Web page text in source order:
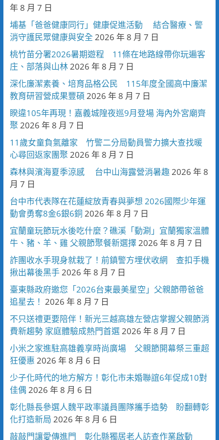
年 8 月 7 日
埔基「爸爸健康同行」健康促進活動 結合醫療、警
消守護民眾健康與安全 2026 年 8 月 7 日
桃竹苗分署2026暑期遊程 11條在地路線帶你玩遍客
庄、部落與山林2026 年 8 月 7 日
深化廉潔素養、培育品格公民 115年度全國高中廉潔
教育研習營成果豐碩 2026 年 8 月 7 日
睽違105年再現！嘉義城隍夜巡9月登場 海內外宮廟齊
聚 2026 年 8 月 7 日
11歲女童負氣離家 竹警二分局動員警力擴大查找暖
心尋回返家團聚 2026 年 8 月 7 日
森林與濱海夏季涼感 台中山海露營消暑趣2026 年 8
月 7 日
台中市代表隊在花蓮綻放青春與夢想 2026國際少年運
動會勇奪8金6銀6銅 2026 年 8 月 7 日
宜蘭童玩節玩水後吃什麼？礁溪「動涮」宜蘭獨家溫體
牛、豬、羊、雞 父親節聚餐新選擇2026 年 8 月 7 日
詐團收水手現身就栽了！前鎮警方埋伏收網 查扣手機
揪出幕後黑手2026 年 8 月 7 日
臺東縣政府邀您「2026台東最美星空」父親節帶爸爸
追星去！ 2026 年 8 月 7 日
不只送禮更要陪伴！新光三越高雄左營店掌握父親節消
費新趨勢 家庭體驗成熱門首選2026 年 8 月 7 日
小米之家進駐高雄義享時尚廣場 父親節開幕祭三重超
狂優惠 2026 年 8 月 6 日
少子化時代的地方解方！彰化市未婚聯誼6年促成10對
佳偶 2026 年 8 月 6 日
彰化縣長參選人魏平政率議員團隊攜手造勢 盼翻轉彰
化打造新局 2026 年 8 月 6 日
敲敲門讓愛傳進門 彰化縣獨居老人訪查作業啟動